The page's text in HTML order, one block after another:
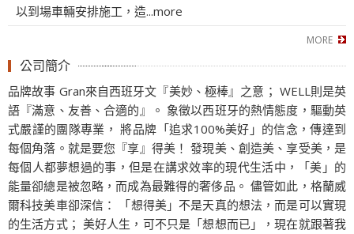
以到場車輛安排施工，造...more
公司簡介
品牌故事 Gran來自西班牙文『美妙、極棒』之意； WELL則是英
語『滿意、友善、合適的』。 象徵以西班牙的熱情態度，驅動英
式嚴謹的團隊專業， 將品牌「追求100%美好」的信念，傳達到
每個角落。就是要您『享』得美！ 發現美、創造美、享受美，是
每個人都夢想過的事，但是在講求效率的現代生活中，「美」的
能量卻總是被忽略，而成為最難得的奢侈品。 儘管如此，格蘭威
爾科技美車卻深信： 「想得美」不是天真的想法，而是可以實現
的生活方式； 美好人生，可不只是「想想而已」，現在就跟著我